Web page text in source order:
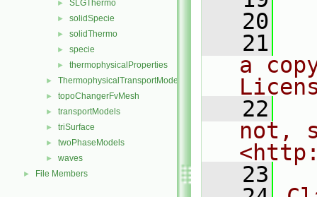
► SLGThermo
► solidSpecie
► solidThermo
► specie
► thermophysicalProperties
► ThermophysicalTransportModels
► topoChangerFvMesh
► transportModels
► triSurface
► twoPhaseModels
► waves
► File Members
   20
   21
a
   22
not,
   23